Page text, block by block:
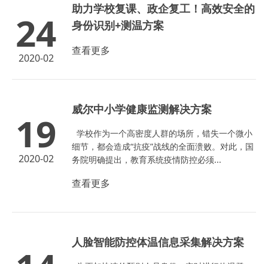
24
2020-02
助力学校复课、政企复工！高效安全的
身份识别+测温方案
查看更多
19
2020-02
威尔中小学健康监测解决方案
学校作为一个高密度人群的场所，错失一个微小
细节，都会造成“抗疫”战线的全面溃败。对此，国
务院明确提出，教育系统疫情防控必须...
查看更多
人脸智能防控体温信息采集解决方案